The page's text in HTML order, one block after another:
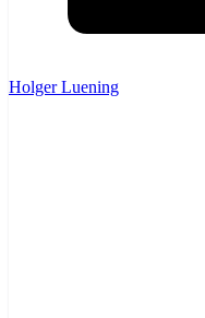
Holger Luening